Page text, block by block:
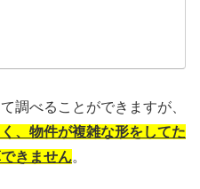
調べることができますが、
、物件が複雑な形をしてた
きません。